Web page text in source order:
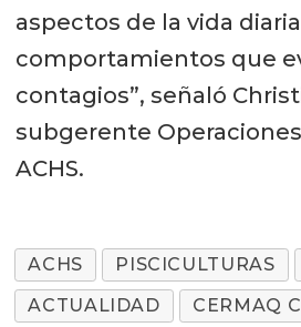
aspectos de la vida
comportamientos que
contagios”, señaló
subgerente
ACHS.
ACHS PISCICULTURAS
ACTUALIDAD
CERMAQ